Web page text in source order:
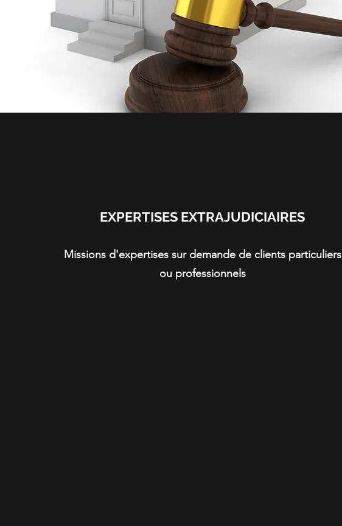
EXPERTISES EXTRAJUDICIAIRES
Missions d'expertises sur demande de clients particuliers
ou professionnels